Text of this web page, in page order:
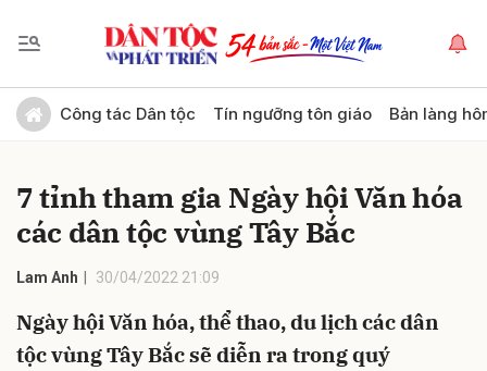
Công tác Dân tộc Tín ngưỡng tôn giáo Bản làng
7 tỉnh tham gia Ngày hội Văn hóa
các dân tộc vùng Tây Bắc
Lam Anh 30/04/2022 21:09
Ngày hội Văn hóa, thể thao, du lịch các dân
tộc vùng Tây Bắc sẽ diễn ra trong quý
Gửi bình luận
Hủy Gửi